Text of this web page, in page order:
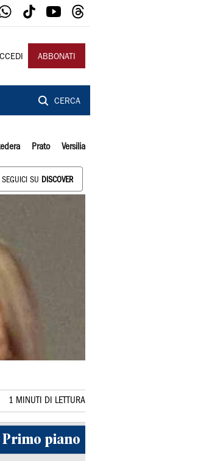
ABBONATI
CERCA
Prato Versilia
SEGUICI SU DISCOVER
1 MINUTI DI LETTURA
Primo piano